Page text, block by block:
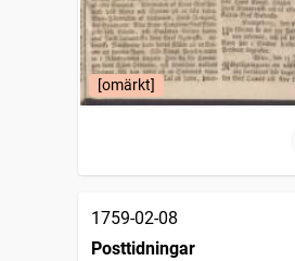
[omärkt]
1759-02-08
Posttidningar